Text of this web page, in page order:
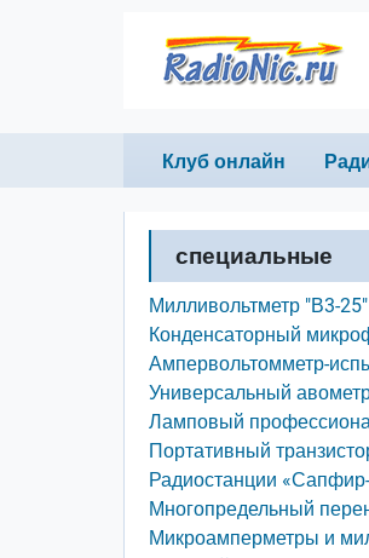
Primary links
Клуб онлайн
специальные
Милливольтметр "В3-25"
Конденсаторный
Ампервольтомметр-
Универсальный
Ламповый
Портативный
Радиостанции
Многопредельный
Микроамперметры и